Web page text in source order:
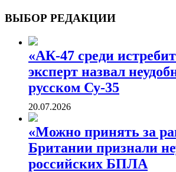
ВОЕННЫЕ СТРАНИЦЫ
СТАТЬИ ВОЕННОЙ ТЕМАТИКИ
ВЫБОР РЕДАКЦИИ
«АК-47 среди
эксперт назвал
русском Су-35
20.07.2026
«Можно принять за
Британии признали
российских БПЛА